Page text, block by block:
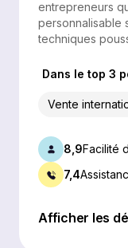
entrepreneurs
personnalisable
techniques
Dans le top 3
Vente
8,9Facilité
7,4
Afficher les